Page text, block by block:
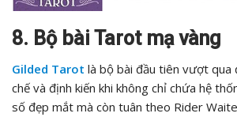
8. Bộ bài Tarot mạ vàng
Gilded Tarot là bộ bài đầu tiên vượt qua
chế và định kiến khi không chỉ chứa hệ
số đẹp mắt mà còn tuân theo Rider